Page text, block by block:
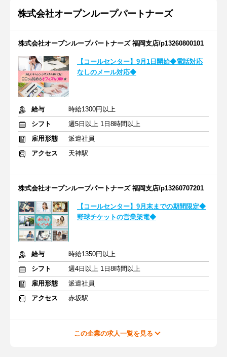
株式会社オープンループパートナーズ
株式会社オープンループパートナーズ 福岡支店/p13260800101
【コールセンター】9月1日開始◆電話対応
なしのメール対応◆
給与
時給1300円以上
シフト
週5日以上 1日8時間以上
雇用形態
派遣社員
アクセス
天神駅
株式会社オープンループパートナーズ 福岡支店/p13260707201
【コールセンター】9月末までの期間限定◆
野球チケットの営業架電◆
給与
時給1350円以上
シフト
週4日以上 1日8時間以上
雇用形態
派遣社員
アクセス
赤坂駅
この企業の求人一覧を見る